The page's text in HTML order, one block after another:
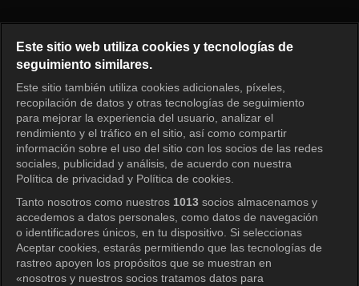
Iniciar sesión
Este sitio web utiliza cookies y tecnologías de
seguimiento similares.
Este sitio también utiliza cookies adicionales, píxeles,
recopilación de datos y otras tecnologías de seguimiento
para mejorar la experiencia del usuario, analizar el
rendimiento y el tráfico en el sitio, así como compartir
información sobre el uso del sitio con los socios de las redes
sociales, publicidad y análisis, de acuerdo con nuestra
Política de privacidad y Política de cookies.
Tanto nosotros como nuestros 1013 socios almacenamos y
accedemos a datos personales, como datos de navegación
o identificadores únicos, en tu dispositivo. Si seleccionas
Aceptar cookies, estarás permitiendo que las tecnologías de
rastreo apoyen los propósitos que se muestran en
«nosotros y nuestros socios tratamos datos para